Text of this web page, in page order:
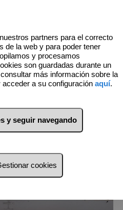
- Universidad
Filtros
partners para el correcto
de la web y para poder tener
y procesamos
son guardadas durante un
más información sobre la
a su configuración aquí.
y seguir navegando
cookies